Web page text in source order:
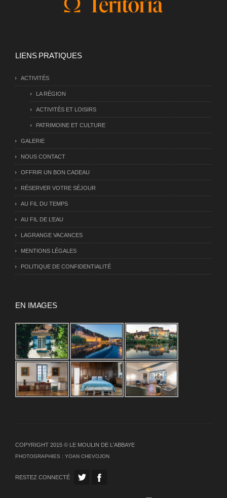
LIENS PRATIQUES
ACTIVITÉS
LA RÉGION
ACTIVITÉS ET LOISIRS
PATRIMOINE ET CULTURE
GALERIE
NOUS CONTACT
OFFRIR UN BON CADEAU
RÉSERVER VOTRE SÉJOUR
AU FIL DU TEMPS
AU FIL DE L’EAU
LAGRANGE VACANCES
MENTIONS LÉGALES
POLITIQUE DE CONFIDENTIALITÉ
EN IMAGES
COPYRIGHT 2015 © LE MOULIN DE L'ABBAYE
PHOTOGRAPHIES : YOAN CHEVOJON
RESTEZ CONNECTÉ